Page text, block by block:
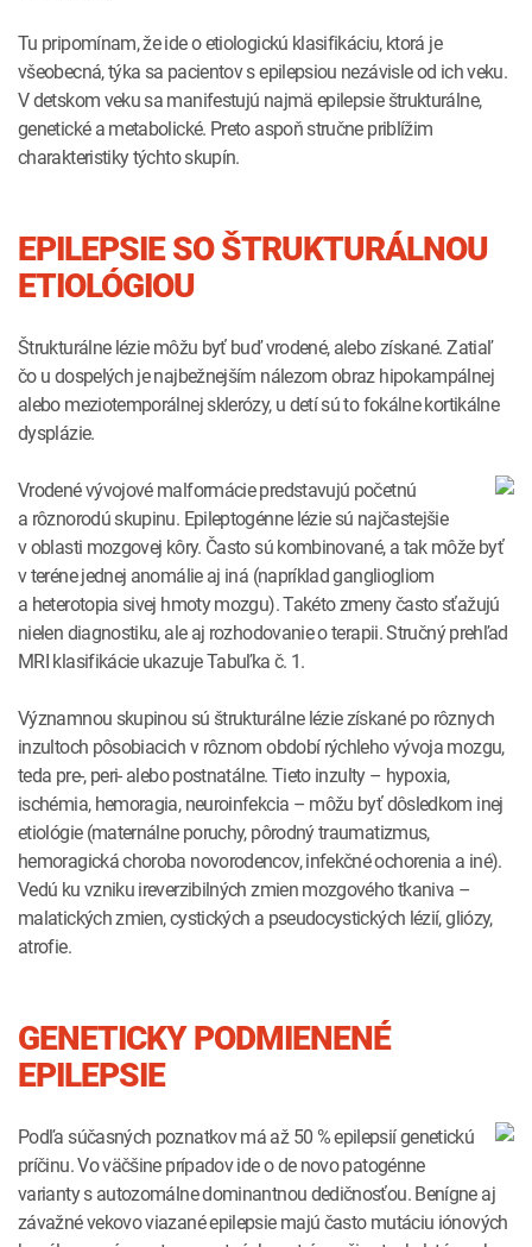
Tu pripomínam, že ide o etiologickú klasifikáciu, ktorá je
všeobecná, týka sa pacientov s epilepsiou nezávisle od ich veku.
V detskom veku sa manifestujú najmä epilepsie štrukturálne,
genetické a metabolické. Preto aspoň stručne priblížim
charakteristiky týchto skupín.
EPILEPSIE SO ŠTRUKTURÁLNOU
ETIOLÓGIOU
Štrukturálne lézie môžu byť buď vrodené, alebo získané. Zatiaľ
čo u dospelých je najbežnejším nálezom obraz hipokampálnej
alebo meziotemporálnej sklerózy, u detí sú to fokálne kortikálne
dysplázie.
Vrodené vývojové malformácie predstavujú početnú
a rôznorodú skupinu. Epileptogénne lézie sú najčastejšie
v oblasti mozgovej kôry. Často sú kombinované, a tak môže byť
v teréne jednej anomálie aj iná (napríklad gangliogliom
a heterotopia sivej hmoty mozgu). Takéto zmeny často sťažujú
nielen diagnostiku, ale aj rozhodovanie o terapii. Stručný prehľad
MRI klasifikácie ukazuje Tabuľka č. 1.
Významnou skupinou sú štrukturálne lézie získané po rôznych
inzultoch pôsobiacich v rôznom období rýchleho vývoja mozgu,
teda pre-, peri- alebo postnatálne. Tieto inzulty – hypoxia,
ischémia, hemoragia, neuroinfekcia – môžu byť dôsledkom inej
etiológie (maternálne poruchy, pôrodný traumatizmus,
hemoragická choroba novorodencov, infekčné ochorenia a iné).
Vedú ku vzniku ireverzibilných zmien mozgového tkaniva –
malatických zmien, cystických a pseudocystických lézií, gliózy,
atrofie.
GENETICKY PODMIENENÉ
EPILEPSIE
Podľa súčasných poznatkov má až 50 % epilepsií genetickú
príčinu. Vo väčšine prípadov ide o de novo patogénne
varianty s autozomálne dominantnou dedičnosťou. Benígne aj
závažné vekovo viazané epilepsie majú často mutáciu iónových